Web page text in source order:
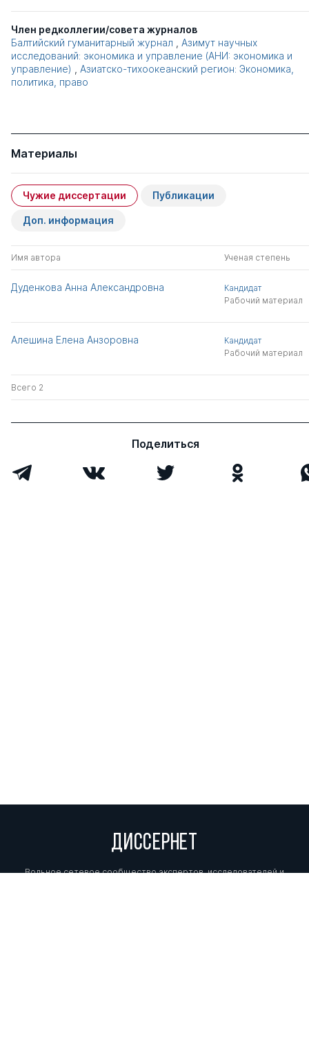
Член редколлегии/совета журналов
Балтийский гуманитарный журнал
Азимут научных
исследований: экономика и управление (АНИ: экономика и
управление)
Азиатско-тихоокеанский регион: Экономика,
политика, право
Материалы
Чужие диссертации Публикации
Доп. информация
Имя автора Ученая степень
Дуденкова Анна Александровна
Кандидат
Рабочий материал
Алешина Елена Анзоровна
Кандидат
Рабочий материал
Всего 2
Поделиться
ДИССЕРНЕТ
Вольное сетевое сообщество экспертов, исследователей и